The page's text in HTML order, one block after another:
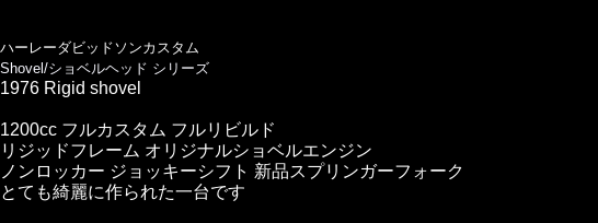
ハーレーダビッドソンカスタム
Shovel/ショベルヘッド シリーズ
1976 Rigid shovel
1200cc フルカスタム フルリビルド
リジッドフレーム オリジナルショベルエンジン
ノンロッカー ジョッキーシフト 新品スプリンガーフォーク
とても綺麗に作られた一台です